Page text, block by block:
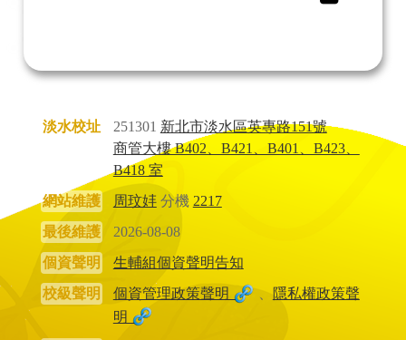
淡水校址 251301 新北市淡水區英專路151號
商管大樓 B402、B421、B401、B423、
B418 室
網站維護
周玟妦分機 2217
最後維護
2026-08-08
個資聲明
生輔組個資聲明告知
校級聲明
個資管理政策聲明 、
隱私權政策聲
明